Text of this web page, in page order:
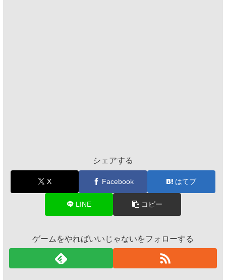
シェアする
X Facebook はてブ
LINE コピー
ゲームをやればいいじゃないをフォローする